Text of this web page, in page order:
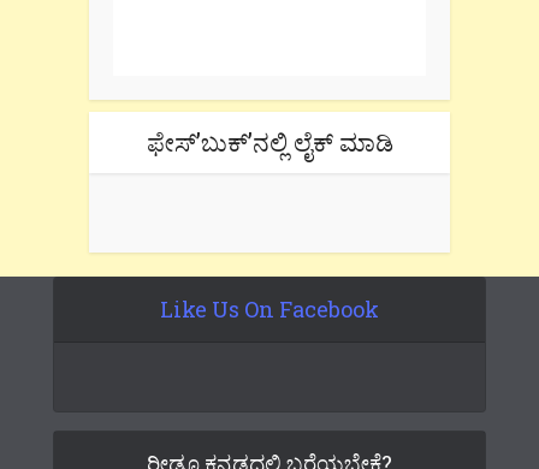
ಫೇಸ್’ಬುಕ್’ನಲ್ಲಿ ಲೈಕ್ ಮಾಡಿ
Like Us On Facebook
ರೀಡೂ ಕನ್ನಡದಲ್ಲಿ ಬರೆಯಬೇಕೆ?